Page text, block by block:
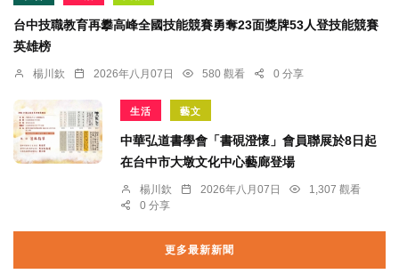
台中技職教育再攀高峰全國技能競賽勇奪23面獎牌53人登技能競賽
英雄榜
楊川欽 2026年八月07日 580 觀看 0 分享
生活 藝文
中華弘道書學會「書硯澄懷」會員聯展於8日起
在台中市大墩文化中心藝廊登場
楊川欽 2026年八月07日
1,307 觀看
0 分享
更多最新新聞